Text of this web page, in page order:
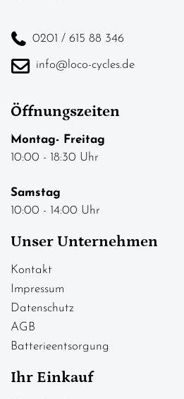
0201 / 615 88 346
info@loco-cycles.de
Öffnungszeiten
Montag- Freitag
10:00 - 18:30 Uhr
Samstag
10:00 - 14:00 Uhr
Unser Unternehmen
Kontakt
Impressum
Datenschutz
AGB
Batterieentsorgung
Ihr Einkauf